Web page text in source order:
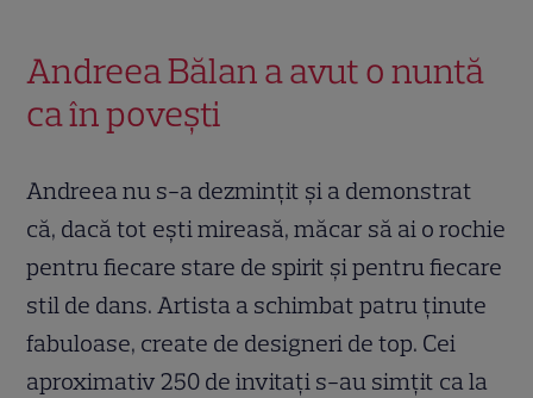
Andreea Bălan a avut o nuntă
ca în povești
Andreea nu s-a dezmințit și a demonstrat
că, dacă tot ești mireasă, măcar să ai o rochie
pentru fiecare stare de spirit și pentru fiecare
stil de dans. Artista a schimbat patru ținute
fabuloase, create de designeri de top. Cei
aproximativ 250 de invitați s-au simțit ca la